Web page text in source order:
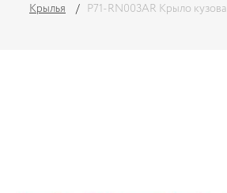
Крылья
P71-RN003AR Крыло кузова